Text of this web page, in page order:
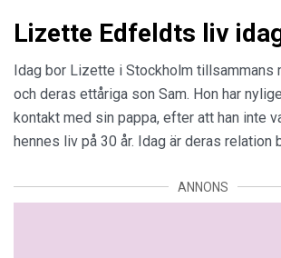
Lizette Edfeldts liv
Idag bor Lizette i Stockholm tillsammans
och deras ettåriga son Sam. Hon har
kontakt med sin pappa, efter att han inte
hennes liv på 30 år. Idag är deras relation
ANNONS